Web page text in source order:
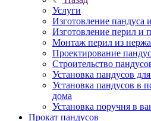
Услуги
Изготовление пандуса
Изготовление перил и
Монтаж перил из
Проектирование
Строительство
Установка пандусов
Установка пандусов в
дома
Установка поручня в
Прокат пандусов